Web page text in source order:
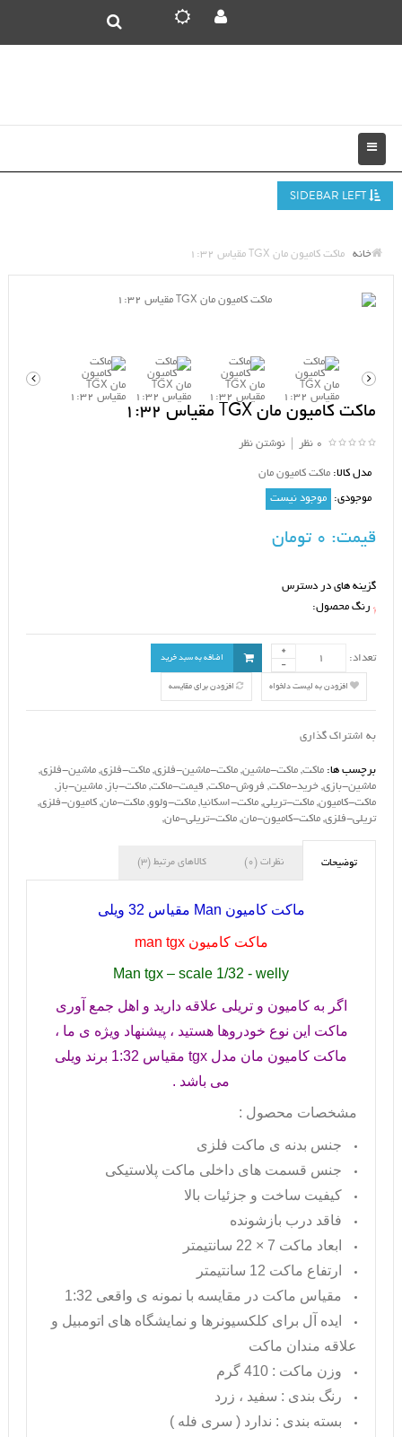
خانه ماکت کامیون مان TGX مقیاس 1:32
ماکت کامیون مان TGX مقیاس 1:32
0 نظر نوشتن نظر
مدل کالا: ماکت کامیون مان
موجودی: موجود نیست
قیمت:
گزینه های در دسترس
* رنگ محصول:
تعداد: اضافه به سبد خرید
افزودن به لیست دلخواه افزودن برای مقایسه
به اشتراک گذاری
برچسب ها: ماکت, ماکت-ماشین, ماکت-ماشین-فلزی, ماکت-فلزی, ماشین-فلزی,
ماشین-بازی, خرید-ماکت, فروش-ماکت, قیمت-ماکت, ماکت-باز , ماشین-باز ,
ماکت-کامیون, ماکت-تریلی, ماکت-اسکانیا, ماکت-ولوو, ماکت-مان, کامیون-فلزی,
تریلی-فلزی, ماکت-کامیون-مان, ماکت-تریلی-مان,
توضیحات نظرات (0) کالاهای مرتبط (3)
ماکت کامیون Man مقیاس 32 ویلی
ماکت کامیونman tgx
Man tgx – scale 1/32 - welly
اگر به کامیون و تریلی علاقه دارید و اهل جمع آوری
ماکت این نوع خودروها هستید ، پیشنهاد ویژه ی ما ،
ماکت کامیون مان مدل tgx
مقیاس 1:32 برند ویلی
می باشد .
مشخصات محصول :
جنس بدنه ی ماکت فلزی
جنس قسمت های داخلی ماکت پلاستیکی
کیفیت ساخت و جزئیات بالا
فاقد درب بازشونده
ابعاد ماکت 7 × 22 سانتیمتر
ارتفاع ماکت 12 سانتیمتر
مقیاس ماکت در مقایسه با نمونه ی واقعی 1:32
ایده آل برای کلکسیونرها و نمایشگاه های اتومبیل و
علاقه مندان ماکت
وزن ماکت : 410 گرم
رنگ بندی : سفید ، زرد
بسته بندی : ندارد ( سری فله )